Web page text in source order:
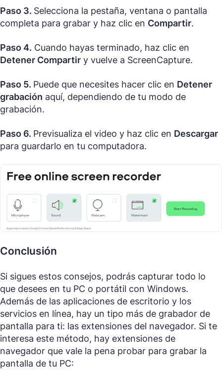
Paso 3. Selecciona la pestaña, ventana o pantalla
completa para grabar y haz clic en Compartir.
Paso 4. Cuando hayas terminado, haz clic en
Detener Compartir y vuelve a ScreenCapture.
Paso 5. Puede que necesites hacer clic en Detener
grabación aquí, dependiendo de tu modo de
grabación.
Paso 6. Previsualiza el video y haz clic en Descargar
para guardarlo en tu computadora.
Conclusión
Si sigues estos consejos, podrás capturar todo lo
que desees en tu PC o portátil con Windows.
Además de las aplicaciones de escritorio y los
servicios en línea, hay un tipo más de grabador de
pantalla para ti: las extensiones del navegador. Si te
interesa este método, hay extensiones de
navegador que vale la pena probar para grabar la
pantalla de tu PC: